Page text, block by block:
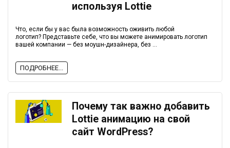
используя Lottie
Что, если бы у вас была возможность оживить любой
логотип? Представьте себе, что вы можете анимировать логотип
вашей компании — без моушн-дизайнера, без ...
ПОДРОБНЕЕ...
Почему так важно добавить
Lottie анимацию на свой
сайт WordPress?